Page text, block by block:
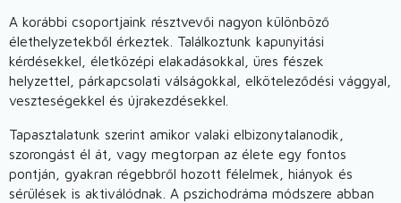
A korábbi csoportjaink résztvevői nagyon különböző
élethelyzetekből érkeztek. Találkoztunk kapunyitási
kérdésekkel, életközépi elakadásokkal, üres fészek
helyzettel, párkapcsolati válságokkal, elköteleződési vággyal,
veszteségekkel és újrakezdésekkel.
Tapasztalatunk szerint amikor valaki elbizonytalanodik,
szorongást él át, vagy megtorpan az élete egy fontos
pontján, gyakran régebbről hozott félelmek, hiányok és
sérülések is aktiválódnak. A pszichodráma módszere abban